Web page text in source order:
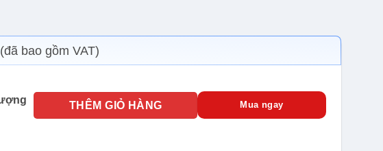
(đã bao gồm VAT)
H3005S-ONV số lượng
THÊM GIỎ HÀNG Mua ngay